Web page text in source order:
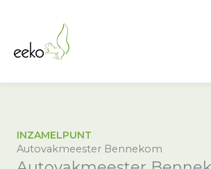
inhoud
INZAMELPUNT
Autovakmeester Bennekom